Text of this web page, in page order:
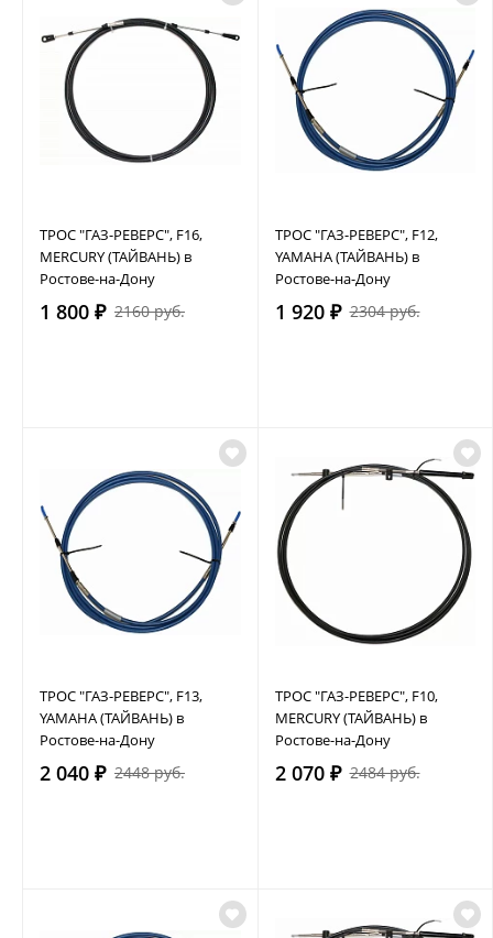
ТРОС "ГАЗ-РЕВЕРС", F16,
MERCURY (ТАЙВАНЬ) в
Ростове-на-Дону
1 800 ₽ 2160 руб.
ТРОС "ГАЗ-РЕВЕРС", F12,
YAMAHA (ТАЙВАНЬ) в
Ростове-на-Дону
1 920 ₽ 2304 руб.
ТРОС "ГАЗ-РЕВЕРС", F13,
YAMAHA (ТАЙВАНЬ) в
Ростове-на-Дону
2 040 ₽ 2448 руб.
ТРОС "ГАЗ-РЕВЕРС", F10,
MERCURY (ТАЙВАНЬ) в
Ростове-на-Дону
2 070 ₽ 2484 руб.